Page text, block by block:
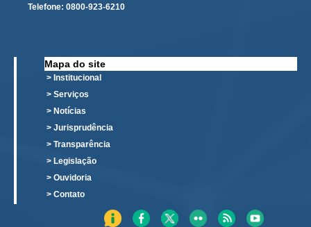
Coordenadoria de Saúde
Serviços
Ação Trabalhista (Atermação)
Atermação On-line - Interior do Amazonas
Agendamento de Reclamação Verbal
Glossário
Telefone: 0800-923-6210
Mapa do site
> Institucional
> Serviços
> Notícias
> Jurisprudência
> Transparência
> Legislação
> Ouvidoria
> Contato